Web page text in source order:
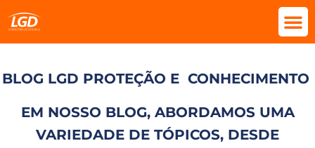
BLOG LGD PROTEÇÃO E CONHECIMENTO
EM NOSSO BLOG, ABORDAMOS UMA
VARIEDADE DE TÓPICOS, DESDE